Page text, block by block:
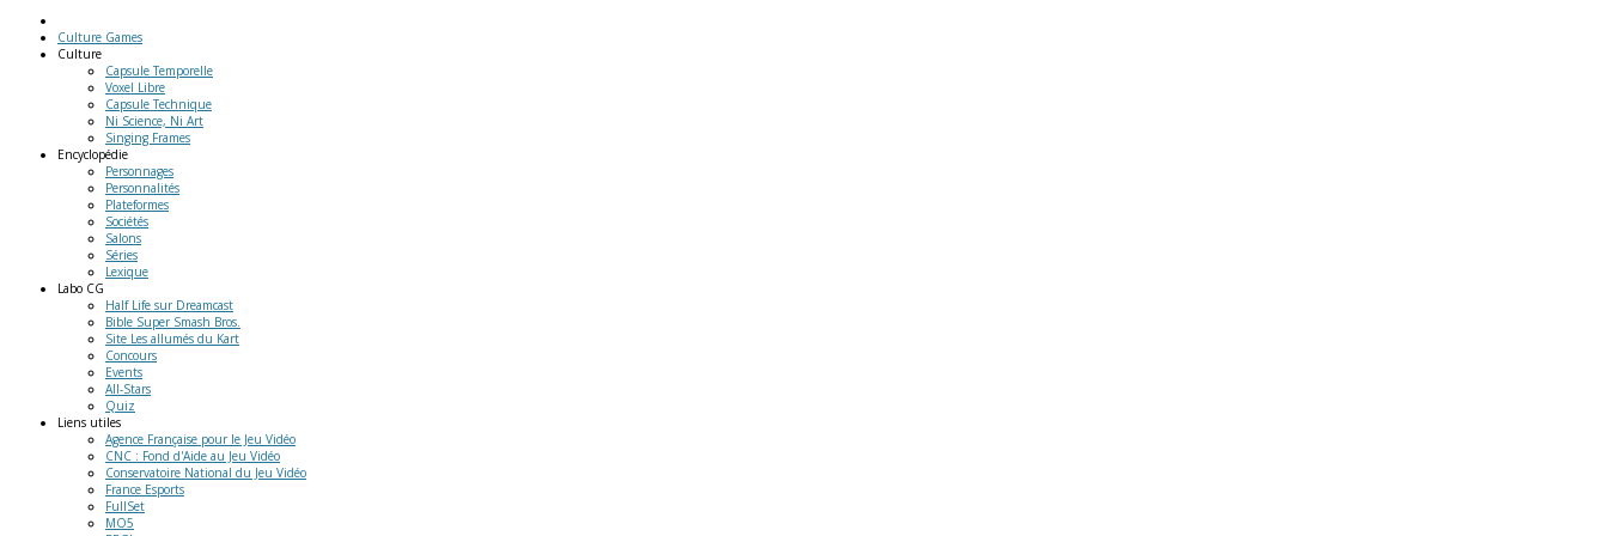
Culture Games
Culture
Capsule Temporelle
Voxel Libre
Capsule Technique
Ni Science, Ni Art
Singing Frames
Encyclopédie
Personnages
Personnalités
Plateformes
Sociétés
Salons
Séries
Lexique
Labo CG
Half Life sur Dreamcast
Bible Super Smash Bros.
Site Les allumés du Kart
Concours
Events
All-Stars
Quiz
Liens utiles
Agence Française pour le Jeu Vidéo
CNC : Fond d'Aide au Jeu Vidéo
Conservatoire National du Jeu Vidéo
France Esports
FullSet
MO5